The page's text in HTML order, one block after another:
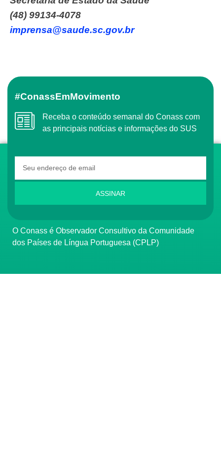
(48) 99134-4078
imprensa@saude.sc.gov.br
#ConassEmMovimento
Receba o conteúdo semanal do Conass com
as principais notícias e informações do SUS
ASSINAR
O Conass é Observador Consultivo da Comunidade
dos Países de Língua Portuguesa (CPLP)